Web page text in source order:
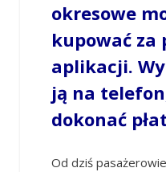
okresowe
kupować za
aplikacji.
ją na
dokonać
Od dziś